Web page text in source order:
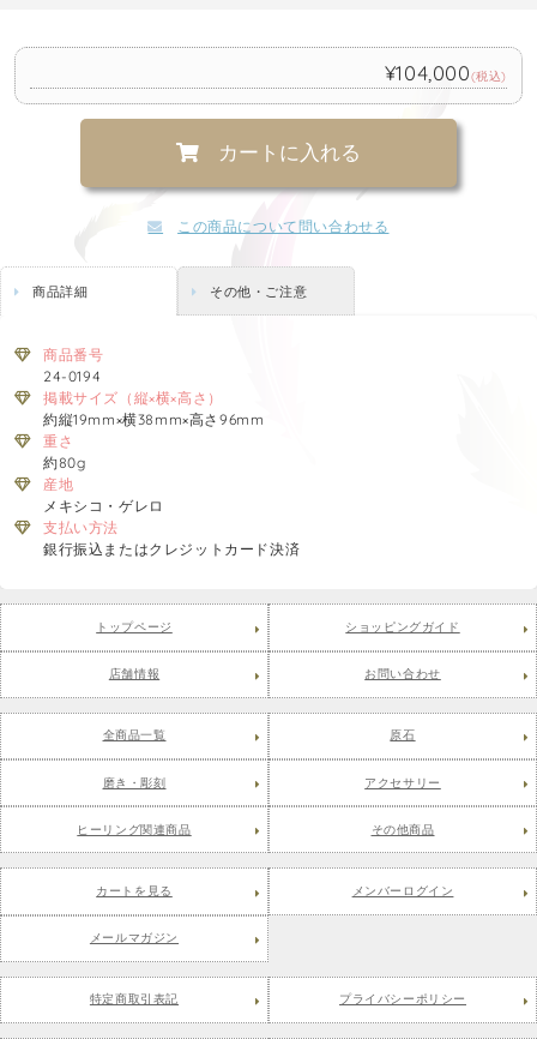
¥104,000(税込)
カートに入れる
この商品について問い合わせる
商品詳細 その他・ご注意
商品番号
24-0194
掲載サイズ（縦×横×高さ）
約縦19mm×横38mm×高さ96mm
重さ
約80g
産地
メキシコ・ゲレロ
支払い方法
銀行振込またはクレジットカード決済
トップページ ショッピングガイド
店舗情報 お問い合わせ
全商品一覧 原石
磨き・彫刻 アクセサリー
ヒーリング関連商品 その他商品
カートを見る メンバーログイン
メールマガジン
特定商取引表記 プライバシーポリシー